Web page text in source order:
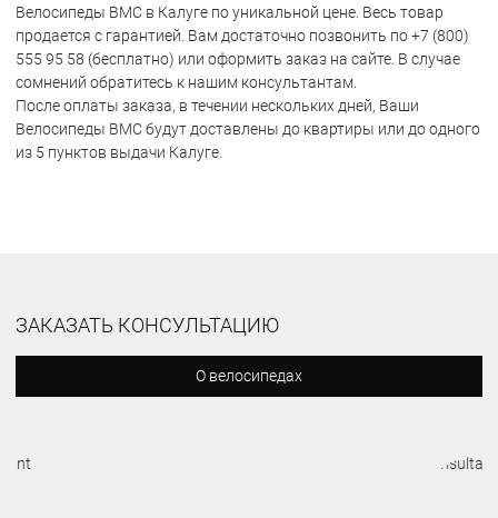
Велосипеды BMC в Калуге по уникальной цене. Весь товар
продается с гарантией. Вам достаточно позвонить по +7 (800)
555 95 58 (бесплатно) или оформить заказ на сайте. В случае
сомнений обратитесь к нашим консультантам.
После оплаты заказа, в течении нескольких дней, Ваши
Велосипеды BMC будут доставлены до квартиры или до одного
из 5 пунктов выдачи Калуге.
ЗАКАЗАТЬ КОНСУЛЬТАЦИЮ
О велосипедах